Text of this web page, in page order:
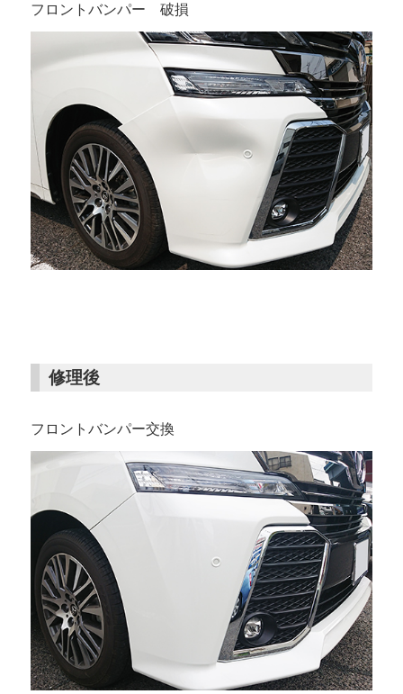
フロントバンパー 破損
修理後
フロントバンパー交換